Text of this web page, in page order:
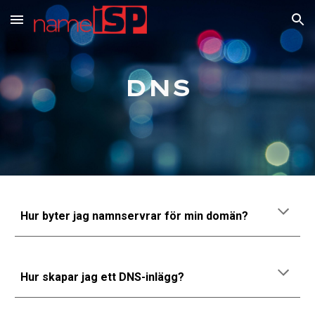
Skip to main content Skip to navigation
DNS
Hur byter jag namnservrar för min domän?
Hur skapar jag ett DNS-inlägg?